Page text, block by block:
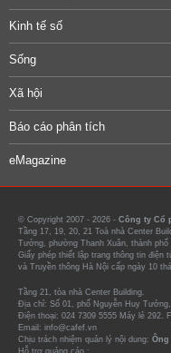
Kinh tế số
Sống
Xã hội
Báo cáo phân tích
eMagazine
© Copyright 2007 - 2026 - Công ty Cổ
Tầng 17, 19, 20, 21 Toà nhà Center
Tưởng, phường Thanh Xuân, thành phố
Giấy phép thiết lập trang thông tin điện
và Truyền thông Hà Nội cấp ngày 10
Tầng 21, tòa nhà Center Building.
Địa chỉ: Số 01, phố Nguyễn Huy
Điện thoại: 024 7309 5555 Máy lẻ 292.
Email: info@cafef.vn
Chịu trách nhiệm quản lý nội dung: Ông
Hỗ trợ quảng cáo :